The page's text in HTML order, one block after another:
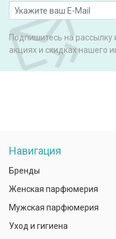
Подпишитесь на рассылку
акциях и скидках нашего
Навигация
Бренды
Женская парфюмерия
Мужская парфюмерия
Уход и гигиена